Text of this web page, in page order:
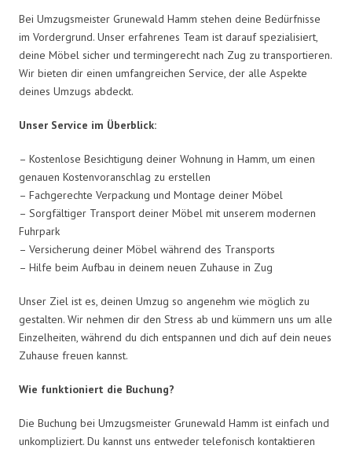
Bei Umzugsmeister Grunewald Hamm stehen deine Bedürfnisse
im Vordergrund. Unser erfahrenes Team ist darauf spezialisiert,
deine Möbel sicher und termingerecht nach Zug zu transportieren.
Wir bieten dir einen umfangreichen Service, der alle Aspekte
deines Umzugs abdeckt.
Unser Service im Überblick:
– Kostenlose Besichtigung deiner Wohnung in Hamm, um einen
genauen Kostenvoranschlag zu erstellen
– Fachgerechte Verpackung und Montage deiner Möbel
– Sorgfältiger Transport deiner Möbel mit unserem modernen
Fuhrpark
– Versicherung deiner Möbel während des Transports
– Hilfe beim Aufbau in deinem neuen Zuhause in Zug
Unser Ziel ist es, deinen Umzug so angenehm wie möglich zu
gestalten. Wir nehmen dir den Stress ab und kümmern uns um alle
Einzelheiten, während du dich entspannen und dich auf dein neues
Zuhause freuen kannst.
Wie funktioniert die Buchung?
Die Buchung bei Umzugsmeister Grunewald Hamm ist einfach und
unkompliziert. Du kannst uns entweder telefonisch kontaktieren